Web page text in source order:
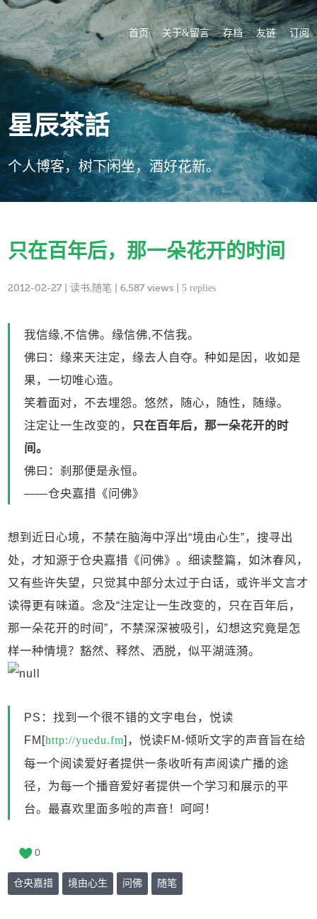
首页 关于&留言 存档 友链 订阅
星辰茶話
个人博客，树下闲坐，酒好花新。
只在百年后，那一朵花开的时间
2012-02-27 |读书,随笔 | 6,587 views | 5 replies
我信缘,不信佛。缘信佛,不信我。
佛曰：缘来天注定，缘去人自夺。种如是因，收如是
果，一切唯心造。
笑着面对，不去埋怨。悠然，随心，随性，随缘。
注定让一生改变的， 只在百年后，那一朵花开的时
间。
佛曰：刹那便是永恒。
——仓央嘉措《问佛》
想到近日心境，不禁在脑海中浮出“境由心生”，搜寻出
处，才知源于仓央嘉措《问佛》。细读整篇，如沐春风，
又有些许失望，只觉其中部分太过于白话，或许半文言才
读得更有味道。念及“注定让一生改变的，只在百年后，
那一朵花开的时间”，不禁深深被吸引，幻想这究竟是怎
样一种情境？豁然、释然、洒脱，似平湖涟漪。
PS：找到一个很不错的文字电台，悦读
FM[http://yuedu.fm]，悦读FM-倾听文字的声音旨在给
每一个阅读爱好者提供一条收听有声阅读广播的途
径，为每一个播音爱好者提供一个学习和展示的平
台。最喜欢里面多啦的声音！呵呵！
0
仓央嘉措 境由心生 问佛 随笔